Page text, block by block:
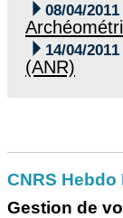
 08/04/2011
 14/04/2011
(ANR)
CNRS
Gestion de